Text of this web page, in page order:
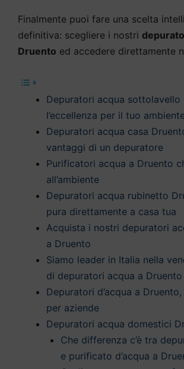
Finalmente puoi fare una scelta
definitiva: scegliere i nostri
Druento ed accedere direttamente
Depuratori acqua sottolavello
l’eccellenza per il tuo
Depuratori acqua casa
vantaggi di un depuratore
Purificatori acqua a Druento
all’ambiente
Depuratori acqua rubinetto
pura direttamente a casa tua
Acquista i nostri depuratori
a Druento
Siamo leader in Italia nella
di depuratori acqua a Druento
Depuratori d’acqua a
per aziende
Depuratori acqua domestici
Che differenza c’è tra
e purificato d’acqua a